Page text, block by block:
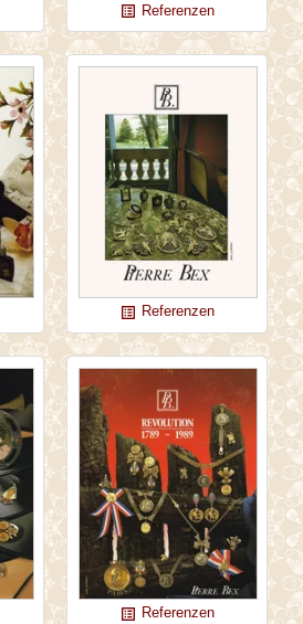
list_alt Referenzen
list_alt Referenzen
list_alt Referenzen